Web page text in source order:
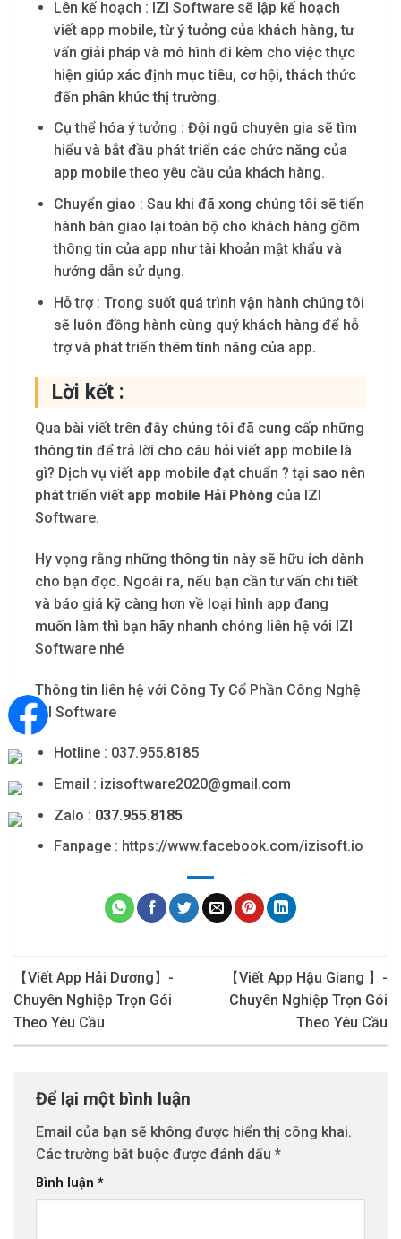
Lên kế hoạch : IZI Software sẽ lập kế hoạch
viết app mobile, từ ý tưởng của khách hàng, tư
vấn giải pháp và mô hình đi kèm cho việc thực
hiện giúp xác định mục tiêu, cơ hội, thách thức
đến phân khúc thị trường.
Cụ thể hóa ý tưởng : Đội ngũ chuyên gia sẽ tìm
hiểu và bắt đầu phát triển các chức năng của
app mobile theo yêu cầu của khách hàng.
Chuyển giao : Sau khi đã xong chúng tôi sẽ tiến
hành bàn giao lại toàn bộ cho khách hàng gồm
thông tin của app như tài khoản mật khẩu và
hướng dẫn sử dụng.
Hỗ trợ : Trong suốt quá trình vận hành chúng tôi
sẽ luôn đồng hành cùng quý khách hàng để hỗ
trợ và phát triển thêm tính năng của app.
Lời kết :
Qua bài viết trên đây chúng tôi đã cung cấp những
thông tin để trả lời cho câu hỏi viết app mobile là
gì? Dịch vụ viết app mobile đạt chuẩn ? tại sao nên
phát triển viết app mobile Hải Phòng của IZI
Software.
Hy vọng rằng những thông tin này sẽ hữu ích dành
cho bạn đọc. Ngoài ra, nếu bạn cần tư vấn chi tiết
và báo giá kỹ càng hơn về loại hình app đang
muốn làm thì bạn hãy nhanh chóng liên hệ với IZI
Software nhé
Thông tin liên hệ với Công Ty Cổ Phần Công Nghệ
IZI Software
Hotline : 037.955.8185
Email : izisoftware2020@gmail.com
Zalo : 037.955.8185
Fanpage : https://www.facebook.com/izisoft.io
【Viết App Hải Dương】-
Chuyên Nghiệp Trọn Gói
Theo Yêu Cầu
【Viết App Hậu Giang 】-
Chuyên Nghiệp Trọn Gói
Theo Yêu Cầu
Để lại một bình luận
Email của bạn sẽ không được hiển thị công khai.
Các trường bắt buộc được đánh dấu *
Bình luận *